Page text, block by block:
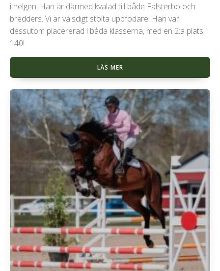
i helgen. Han är därmed kvalad till både Falsterbo och
bredders. Vi är välsdigt stolta uppfödare. Han var
dessutom placererad i båda klasserna, med en 2:a plats i
140!
LÄS MER